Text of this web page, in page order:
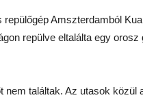
Amszterdamból
repülve eltalálta egy
találtak. Az utasok közül